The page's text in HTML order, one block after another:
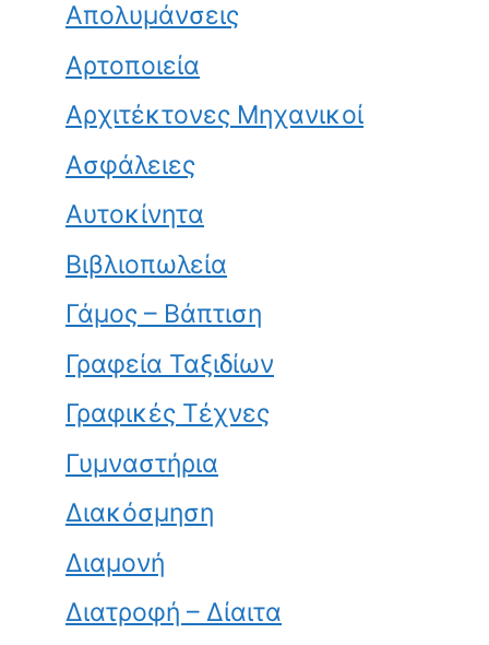
Απολυμάνσεις
Αρτοποιεία
Αρχιτέκτονες Μηχανικοί
Ασφάλειες
Αυτοκίνητα
Βιβλιοπωλεία
Γάμος – Βάπτιση
Γραφεία Ταξιδίων
Γραφικές Τέχνες
Γυμναστήρια
Διακόσμηση
Διαμονή
Διατροφή – Δίαιτα